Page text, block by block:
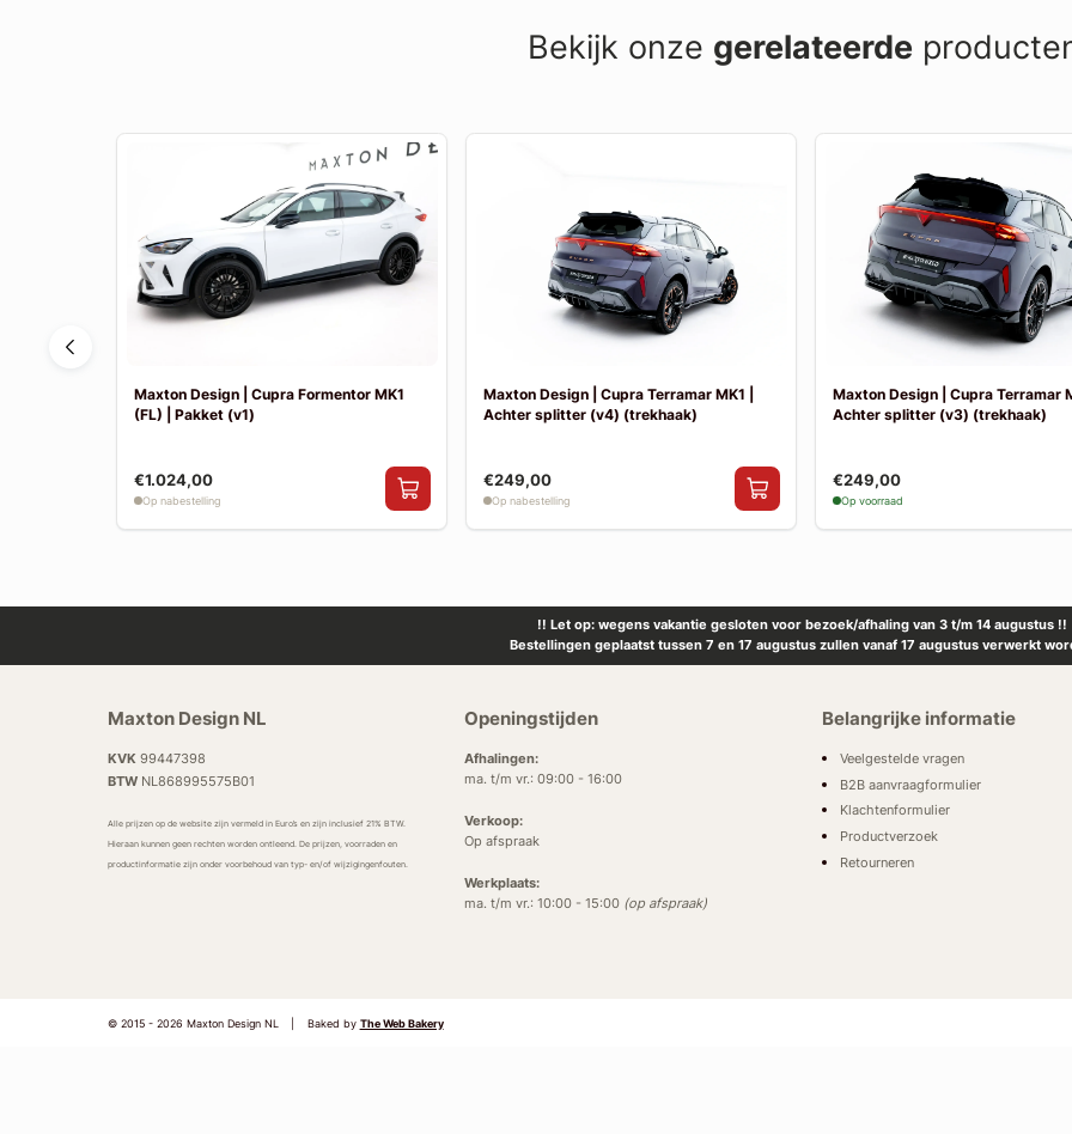
Bekijk onze gerelateerde
Maxton Design | Cupra Formentor MK1
(FL) | Pakket (v1)
€1.024,00
Op nabestelling
Maxton Design | Cupra Terramar MK1 |
Achter splitter (v4) (trekhaak)
€249,00
Op nabestelling
Maxton Design | Cupra Terramar
Achter splitter (v3) (trekhaak)
€249,00
Op voorraad
!! Let op: wegens vakantie gesloten voor bezoek/afhaling van 3 t/m 14 augustus !!
Bestellingen geplaatst tussen 7 en 17 augustus zullen vanaf 17 augustus verwerkt
Maxton Design NL
KVK 99447398
BTWNL868995575B01
Alle prijzen op de website zijn vermeld in Euro’s en zijn inclusief 21% BTW.
Hieraan kunnen geen rechten worden ontleend. De prijzen, voorraden en
productinformatie zijn onder voorbehoud van typ- en/of wijzigingenfouten.
Openingstijden
Afhalingen:
ma. t/m vr.: 09:00 - 16:00
Verkoop:
Op afspraak
Werkplaats:
ma. t/m vr.: 10:00 - 15:00 (op afspraak)
Belangrijke informatie
Veelgestelde vragen
B2B aanvraagformulier
Klachtenformulier
Productverzoek
Retourneren
© 2015 - 2026 Maxton Design NL Baked by The Web Bakery